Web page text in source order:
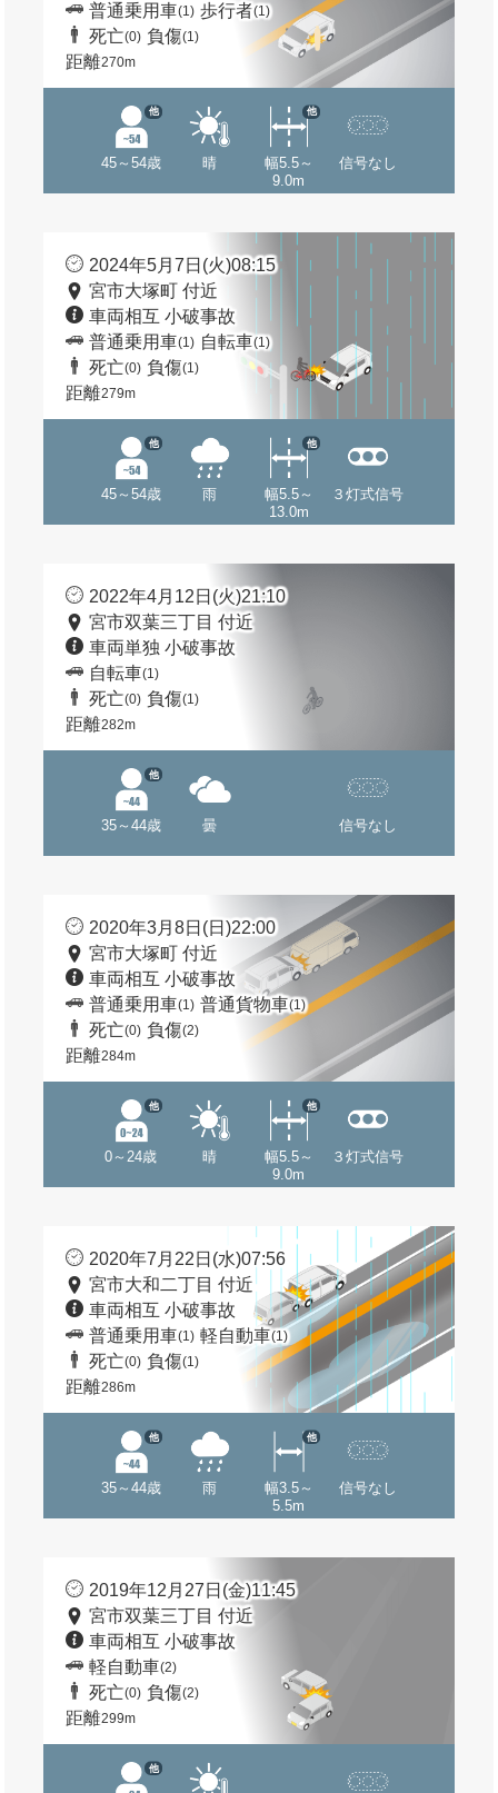
普通乗用車(1) 歩行者(1)
死亡(0) 負傷(1)
距離270m
45～54歳
他
晴
幅5.5～
9.0m
他
信号なし
2024年5月7日(火)08:15
宮市大塚町 付近
車両相互 小破事故
普通乗用車(1) 自転車(1)
死亡(0) 負傷(1)
距離279m
45～54歳
他
雨
幅5.5～
13.0m
他
３灯式信号
2022年4月12日(火)21:10
宮市双葉三丁目 付近
車両単独 小破事故
自転車(1)
死亡(0) 負傷(1)
距離282m
35～44歳
他
曇 信号なし
2020年3月8日(日)22:00
宮市大塚町 付近
車両相互 小破事故
普通乗用車(1) 普通貨物車(1)
死亡(0) 負傷(2)
距離284m
0～24歳
他
晴
幅5.5～
9.0m
他
３灯式信号
2020年7月22日(水)07:56
宮市大和二丁目 付近
車両相互 小破事故
普通乗用車(1) 軽自動車(1)
死亡(0) 負傷(1)
距離286m
35～44歳
他
雨
幅3.5～
5.5m
他
信号なし
2019年12月27日(金)11:45
宮市双葉三丁目 付近
車両相互 小破事故
軽自動車(2)
死亡(0) 負傷(2)
距離299m
他